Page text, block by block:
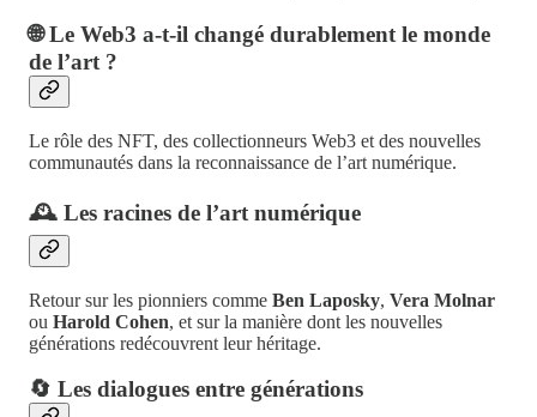
🌐 Le Web3 a-t-il changé durablement le monde
de l’art ?
Le rôle des NFT, des collectionneurs Web3 et des nouvelles
communautés dans la reconnaissance de l’art numérique.
🕰️ Les racines de l’art numérique
Retour sur les pionniers comme Ben Laposky, Vera Molnar
ou Harold Cohen, et sur la manière dont les nouvelles
générations redécouvrent leur héritage.
🔄 Les dialogues entre générations